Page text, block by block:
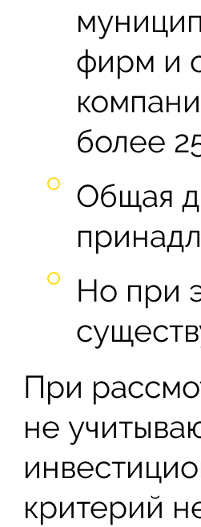
фирм и
более
Общая
Но при
При
не
критерий